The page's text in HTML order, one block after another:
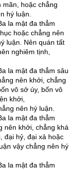
mãn, hoặc chẳng
hý luận.
la mật đa thẳm
hoặc chẳng nên
luận. Nên quán tất
nghiêm tịnh,
la mật đa thẳm sâu
nên khởi, chẳng
vô sở úy, bốn vô
khởi,
nên hý luận.
la mật đa thẳm
nên khởi, chẳng khá
đại hỷ, đại xả hoặc
vậy chẳng nên hý
la mật đa thẳm